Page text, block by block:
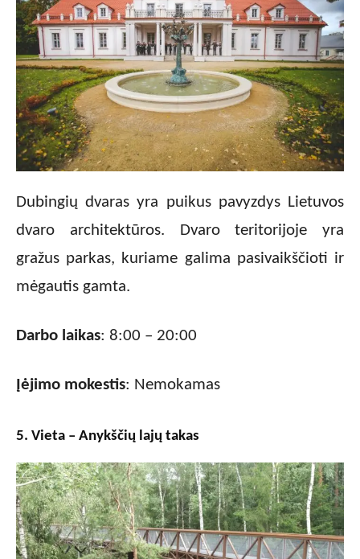
Dubingių dvaras yra puikus pavyzdys Lietuvos
dvaro architektūros. Dvaro teritorijoje yra
gražus parkas, kuriame galima pasivaikščioti ir
mėgautis gamta.
Darbo laikas: 8:00 – 20:00
Įėjimo mokestis: Nemokamas
5. Vieta – Anykščių lajų takas